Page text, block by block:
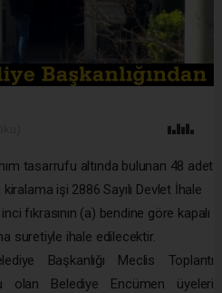
tasarrufu altında bulunan 48 adet
kiralama işi 2886 Sayılı Devlet İhale
fıkrasının (a) bendine göre kapalı
suretiyle ihale edilecektir.
Başkanlığı Meclis Toplantı
olan Belediye Encümen üyeleri